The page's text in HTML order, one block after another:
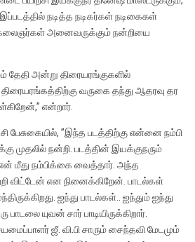
நடித்த நடிகர்கள் நடிகைகள்
கலைஞர்கள் அனைவருக்கும் நன்றியை
தேதி அன்று திரையரங்குகளில்
வருகை தந்து ஆதரவு தர
என்றார்.
”இந்த படத்திற்கு என்னை நம்பி
முதலில் நன்றி. படத்தின் இயக்குநரும்
மீது நம்பிக்கை வைத்தார். அந்த
விட்டேன் என நினைக்கிறேன். பாடல்கள்
ஐந்து பாடல்கள்.. ஐந்தும் ஐந்து
யுவன் சார் பாடியிருக்கிறார்.
ஜீ. வி.பி சாரும் சைந்தவி மேடமும்